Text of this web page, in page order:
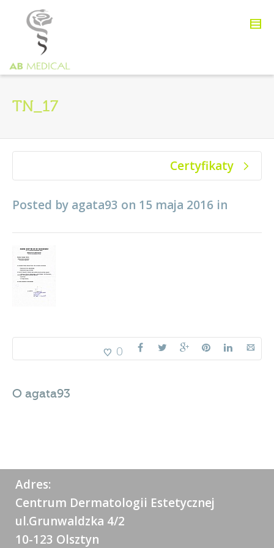
TN_17
Certyfikaty
Posted by agata93 on 15 maja 2016 in
0
O agata93
Adres:
Centrum Dermatologii Estetycznej
ul.Grunwaldzka 4/2
10-123 Olsztyn